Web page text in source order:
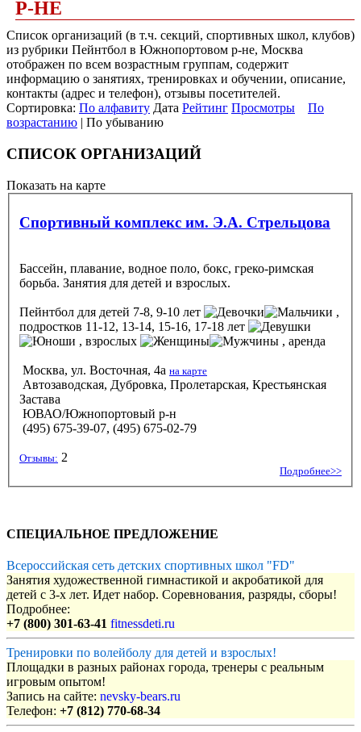
Р-НЕ
Список организаций (в т.ч. секций, спортивных школ, клубов)
из рубрики Пейнтбол в Южнопортовом р-не, Москва
отображен по всем возрастным группам, содержит
информацию о занятиях, тренировках и обучении, описание,
контакты (адрес и телефон), отзывы посетителей.
Сортировка: По алфавиту Дата Рейтинг Просмотры
По
возрастанию | По убыванию
СПИСОК ОРГАНИЗАЦИЙ
Показать на карте
Спортивный комплекс им. Э.А. Стрельцова
Бассейн, плавание, водное поло, бокс, греко-римская
борьба. Занятия для детей и взрослых.
Пейнтбол для детей 7-8, 9-10 лет
,
подростков 11-12, 13-14, 15-16, 17-18 лет
, взрослых
, аренда
Москва, ул. Восточная, 4а на карте
Автозаводская, Дубровка, Пролетарская, Крестьянская
Застава
ЮВАО/Южнопортовый р-н
(495) 675-39-07, (495) 675-02-79
Отзывы: 2
Подробнее>>
СПЕЦИАЛЬНОЕ ПРЕДЛОЖЕНИЕ
Всероссийская сеть детских спортивных школ "FD"
Занятия художественной гимнастикой и акробатикой для
детей с 3-х лет. Идет набор. Соревнования, разряды, сборы!
Подробнее:
+7 (800) 301-63-41 fitnessdeti.ru
Тренировки по волейболу для детей и взрослых!
Площадки в разных районах города, тренеры с реальным
игровым опытом!
Запись на сайте: nevsky-bears.ru
Телефон: +7 (812) 770-68-34